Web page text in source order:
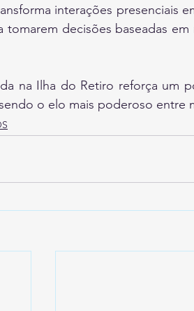
interações presenciais
tomarem decisões baseadas
na Ilha do Retiro reforça um
o elo mais poderoso entre